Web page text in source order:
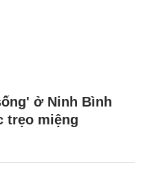
ở Ninh Bình
trẹo miệng